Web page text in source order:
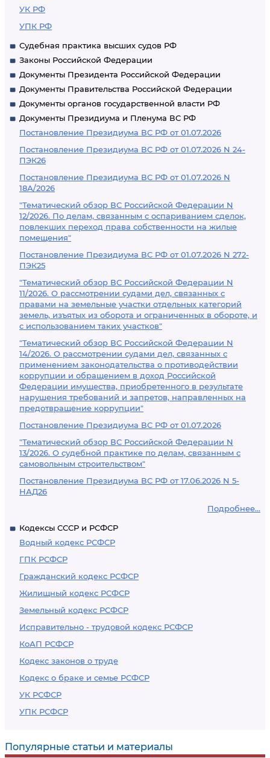
УК РФ
УПК РФ
Судебная практика высших судов РФ
Законы Российской Федерации
Документы Президента Российской Федерации
Документы Правительства Российской Федерации
Документы органов государственной власти РФ
Документы Президиума и Пленума ВС РФ
Постановление Президиума ВС РФ от 01.07.2026
Постановление Президиума ВС РФ от 01.07.2026 N 24-
ПЭК26
Постановление Президиума ВС РФ от 01.07.2026 N
18А/2026
"Тематический обзор ВС Российской Федерации N
12/2026. По делам, связанным с оспариванием сделок,
повлекших переход права собственности на жилые
помещения"
Постановление Президиума ВС РФ от 01.07.2026 N 272-
ПЭК25
"Тематический обзор ВС Российской Федерации N
11/2026. О рассмотрении судами дел, связанных с
правами на земельные участки отдельных категорий
земель, изъятых из оборота и ограниченных в обороте, и
с использованием таких участков"
"Тематический обзор ВС Российской Федерации N
14/2026. О рассмотрении судами дел, связанных с
применением законодательства о противодействии
коррупции и обращением в доход Российской
Федерации имущества, приобретенного в результате
нарушения требований и запретов, направленных на
предотвращение коррупции"
Постановление Президиума ВС РФ от 01.07.2026
"Тематический обзор ВС Российской Федерации N
13/2026. О судебной практике по делам, связанным с
самовольным строительством"
Постановление Президиума ВС РФ от 17.06.2026 N 5-
НАД26
Подробнее...
Кодексы СССР и РСФСР
Водный кодекс РСФСР
ГПК РСФСР
Гражданский кодекс РСФСР
Жилищный кодекс РСФСР
Земельный кодекс РСФСР
Исправительно - трудовой кодекс РСФСР
КоАП РСФСР
Кодекс законов о труде
Кодекс о браке и семье РСФСР
УК РСФСР
УПК РСФСР
Популярные статьи и материалы